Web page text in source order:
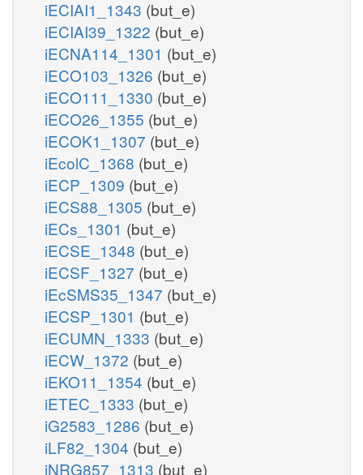
iECIAI1_1343 (but_e)
iECIAI39_1322 (but_e)
iECNA114_1301 (but_e)
iECO103_1326 (but_e)
iECO111_1330 (but_e)
iECO26_1355 (but_e)
iECOK1_1307 (but_e)
iEcolC_1368 (but_e)
iECP_1309 (but_e)
iECS88_1305 (but_e)
iECs_1301 (but_e)
iECSE_1348 (but_e)
iECSF_1327 (but_e)
iEcSMS35_1347 (but_e)
iECSP_1301 (but_e)
iECUMN_1333 (but_e)
iECW_1372 (but_e)
iEKO11_1354 (but_e)
iETEC_1333 (but_e)
iG2583_1286 (but_e)
iLF82_1304 (but_e)
iNRG857_1313 (but_e)